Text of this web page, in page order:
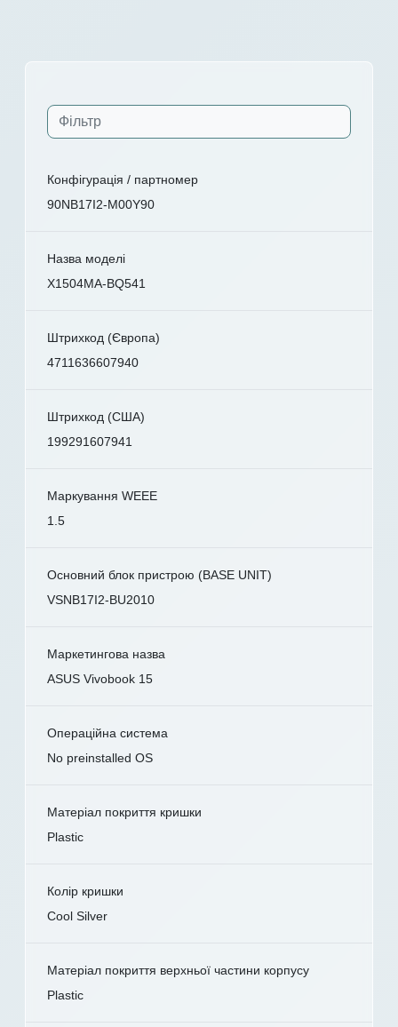
Конфігурація / партномер
90NB17I2-M00Y90
Назва моделі
X1504MA-BQ541
Штрихкод (Європа)
4711636607940
Штрихкод (США)
199291607941
Маркування WEEE
1.5
Основний блок пристрою (BASE UNIT)
VSNB17I2-BU2010
Маркетингова назва
ASUS Vivobook 15
Операційна система
No preinstalled OS
Матеріал покриття кришки
Plastic
Колір кришки
Cool Silver
Матеріал покриття верхньої частини корпусу
Plastic